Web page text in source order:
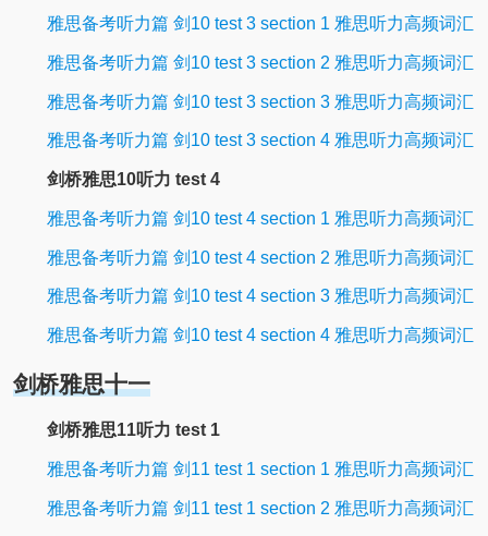
雅思备考听力篇 剑10 test 3 section 1 雅思听力高频词汇
雅思备考听力篇 剑10 test 3 section 2 雅思听力高频词汇
雅思备考听力篇 剑10 test 3 section 3 雅思听力高频词汇
雅思备考听力篇 剑10 test 3 section 4 雅思听力高频词汇
剑桥雅思10听力 test 4
雅思备考听力篇 剑10 test 4 section 1 雅思听力高频词汇
雅思备考听力篇 剑10 test 4 section 2 雅思听力高频词汇
雅思备考听力篇 剑10 test 4 section 3 雅思听力高频词汇
雅思备考听力篇 剑10 test 4 section 4 雅思听力高频词汇
剑桥雅思十一
剑桥雅思11听力 test 1
雅思备考听力篇 剑11 test 1 section 1 雅思听力高频词汇
雅思备考听力篇 剑11 test 1 section 2 雅思听力高频词汇